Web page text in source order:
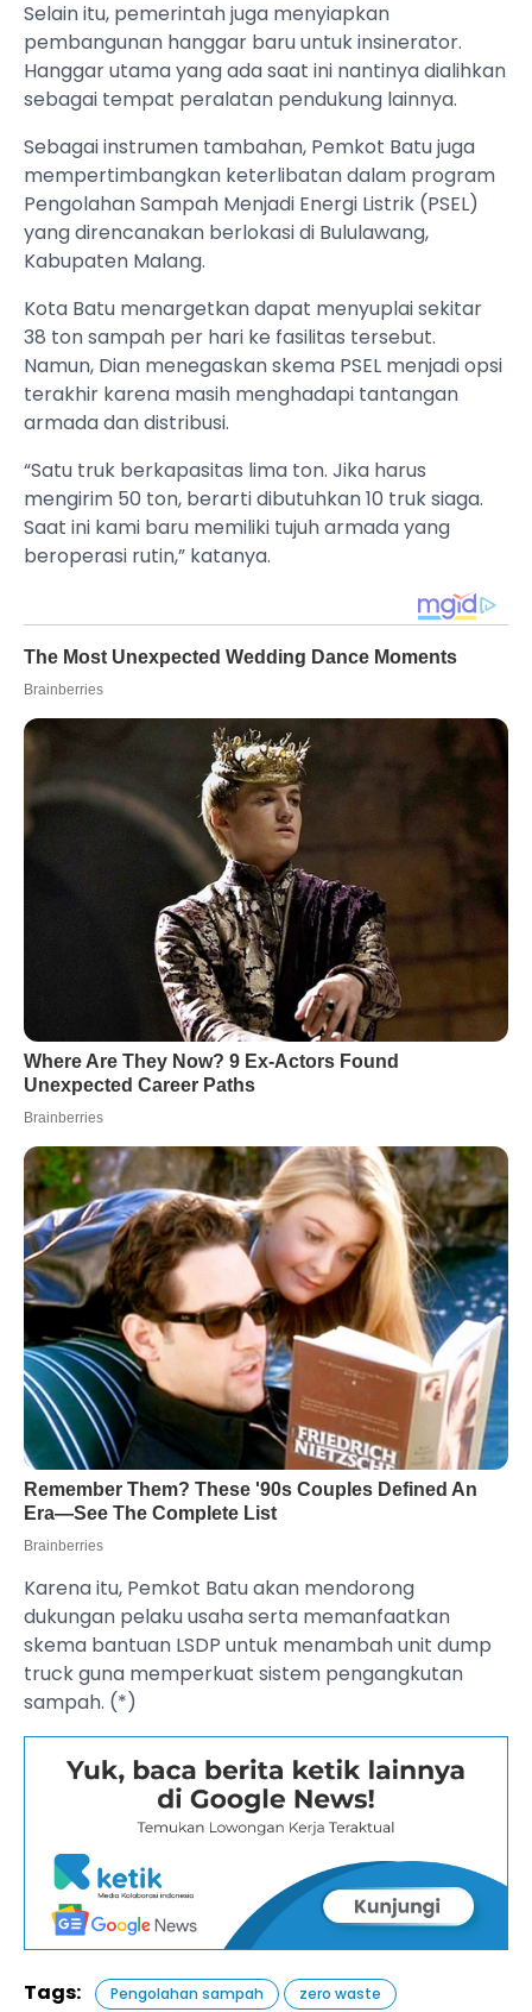
Selain itu, pemerintah juga menyiapkan
pembangunan hanggar baru untuk insinerator.
Hanggar utama yang ada saat ini nantinya dialihkan
sebagai tempat peralatan pendukung lainnya.
Sebagai instrumen tambahan, Pemkot Batu juga
mempertimbangkan keterlibatan dalam program
Pengolahan Sampah Menjadi Energi Listrik (PSEL)
yang direncanakan berlokasi di Bululawang,
Kabupaten Malang.
Kota Batu menargetkan dapat menyuplai sekitar
38 ton sampah per hari ke fasilitas tersebut.
Namun, Dian menegaskan skema PSEL menjadi opsi
terakhir karena masih menghadapi tantangan
armada dan distribusi.
“Satu truk berkapasitas lima ton. Jika harus
mengirim 50 ton, berarti dibutuhkan 10 truk siaga.
Saat ini kami baru memiliki tujuh armada yang
beroperasi rutin,” katanya.
Karena itu, Pemkot Batu akan mendorong
dukungan pelaku usaha serta memanfaatkan
skema bantuan LSDP untuk menambah unit dump
truck guna memperkuat sistem pengangkutan
sampah. (*)
Tags: Pengolahan sampah zero waste